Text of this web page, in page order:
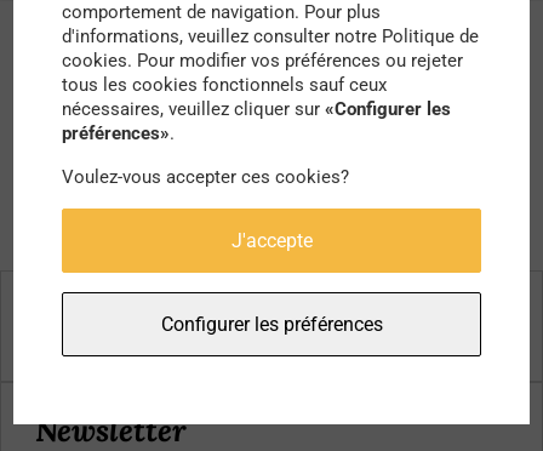
Newsletter
comportement de navigation. Pour plus
d'informations, veuillez consulter notre Politique de
cookies. Pour modifier vos préférences ou rejeter
tous les cookies fonctionnels sauf ceux
nécessaires, veuillez cliquer sur«Configurer les
préférences».
Voulez-vous accepter ces cookies?
J'accepte
Configurer les préférences